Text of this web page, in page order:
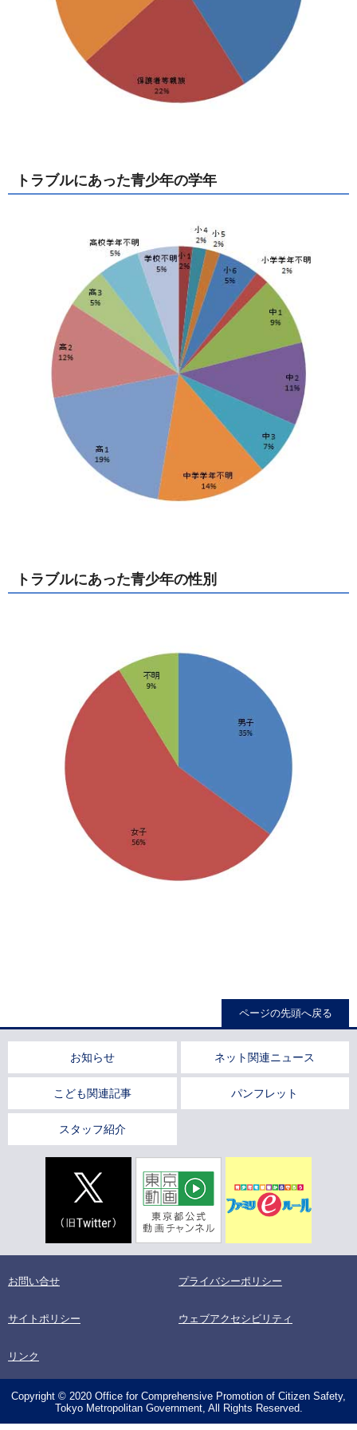
トラブルにあった青少年の学年
トラブルにあった青少年の性別
ページの先頭へ戻る
お知らせ ネット関連ニュース
こども関連記事 パンフレット
スタッフ紹介
お問い合せ プライバシーポリシー
サイトポリシー ウェブアクセシビリティ
リンク
Copyright © 2020 Office for Comprehensive Promotion of Citizen Safety,
Tokyo Metropolitan Government, All Rights Reserved.